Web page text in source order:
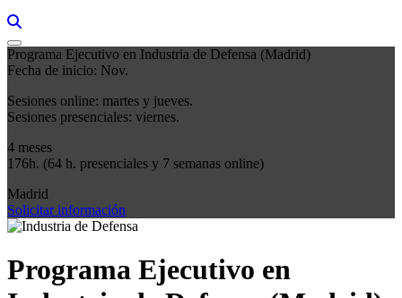
Programa Ejecutivo en Industria de Defensa (Madrid)
Fecha de inicio: Nov.
Sesiones online: martes y jueves.
Sesiones presenciales: viernes.
4 meses
176h. (64 h. presenciales y 7 semanas online)
Madrid
Solicitar información
Programa Ejecutivo en